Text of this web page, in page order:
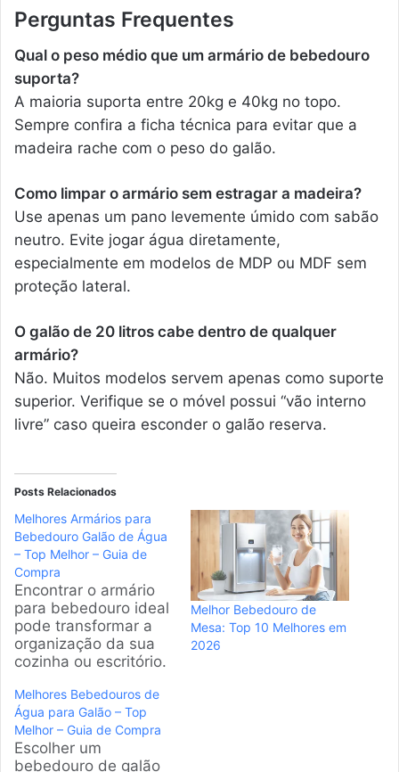
Perguntas Frequentes
Qual o peso médio que um armário de bebedouro
suporta?
A maioria suporta entre 20kg e 40kg no topo.
Sempre confira a ficha técnica para evitar que a
madeira rache com o peso do galão.
Como limpar o armário sem estragar a madeira?
Use apenas um pano levemente úmido com sabão
neutro. Evite jogar água diretamente,
especialmente em modelos de MDP ou MDF sem
proteção lateral.
O galão de 20 litros cabe dentro de qualquer
armário?
Não. Muitos modelos servem apenas como suporte
superior. Verifique se o móvel possui “vão interno
livre” caso queira esconder o galão reserva.
Posts Relacionados
Melhores Armários para
Bebedouro Galão de Água
– Top Melhor – Guia de
Compra
Encontrar o armário
para bebedouro ideal
pode transformar a
organização da sua
cozinha ou escritório.
melhores modelos
disponíveis no
mercado brasileiro,
ajudando você a
Melhor Bebedouro de
Mesa: Top 10 Melhores em
2026
Melhores Bebedouros de
Água para Galão – Top
Melhor – Guia de Compra
Escolher um
bebedouro de galão